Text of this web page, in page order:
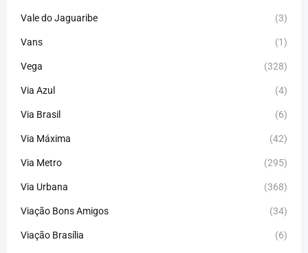
Vale do Jaguaribe (3)
Vans (1)
Vega (328)
Via Azul (4)
Via Brasil (6)
Via Máxima (42)
Via Metro (295)
Via Urbana (368)
Viação Bons Amigos (34)
Viação Brasília (6)